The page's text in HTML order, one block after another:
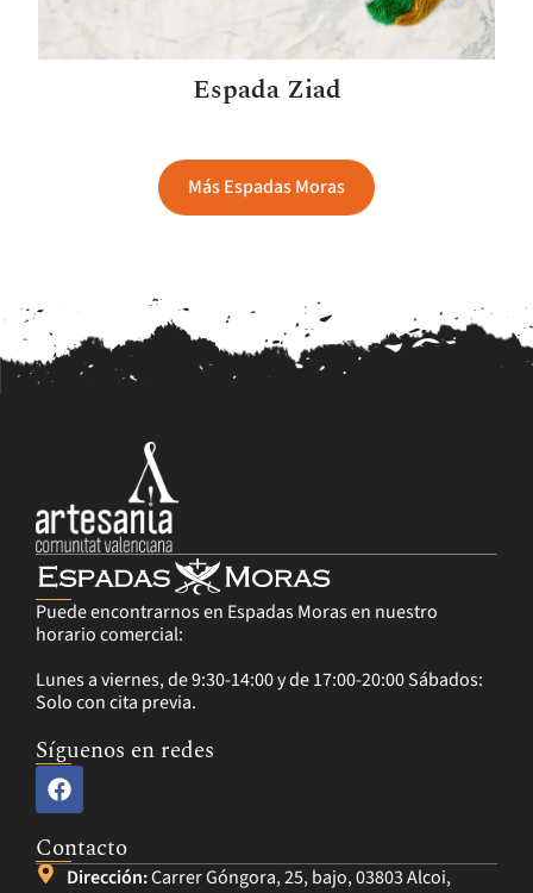
Espada Ziad
Más Espadas Moras
Puede encontrarnos en Espadas Moras en nuestro
horario comercial:
Lunes a viernes, de 9:30-14:00 y de 17:00-20:00 Sábados:
Solo con cita previa.
Síguenos en redes
Contacto
Dirección:Carrer Góngora, 25, bajo, 03803 Alcoi,